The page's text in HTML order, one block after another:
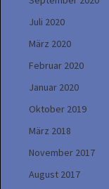
Juli 2020
März 2020
Februar 2020
Januar 2020
Oktober 2019
März 2018
November 2017
August 2017